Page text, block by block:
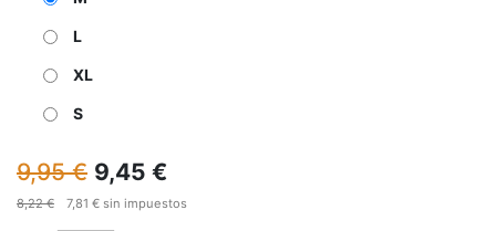
L
XL
S
9,95€ 9,45 €
8,22€ 7,81 € sin impuestos